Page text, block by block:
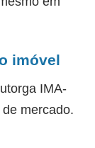
imóvel
IMA-
mercado.